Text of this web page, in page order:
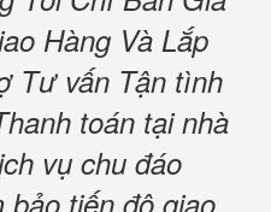
Hàng Và Lắp
Tư vấn Tận tình
toán tại nhà
vụ chu đáo
bảo tiến độ giao